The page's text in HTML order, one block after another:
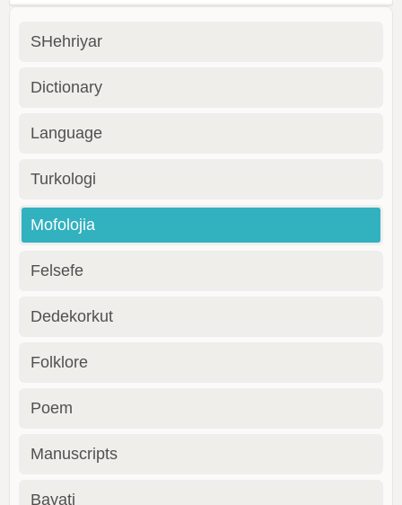
SHehriyar
Dictionary
Language
Turkologi
Mofolojia
Felsefe
Dedekorkut
Folklore
Poem
Manuscripts
Bayati